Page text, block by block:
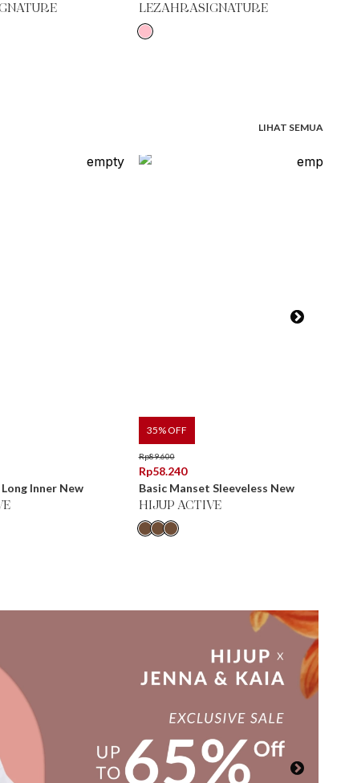
LEZAHRASIGNATURE
LIHAT SEMUA
Inner New
35% OFF
Rp89.600
Rp58.240
Basic Manset Sleeveless New
HIJUP ACTIVE